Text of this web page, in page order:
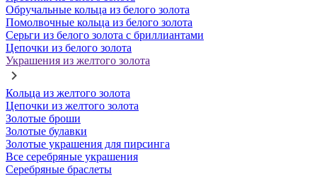
Обручальные кольца из белого золота
Помолвочные кольца из белого золота
Серьги из белого золота с бриллиантами
Цепочки из белого золота
Украшения из желтого золота
Кольца из желтого золота
Цепочки из желтого золота
Золотые броши
Золотые булавки
Золотые украшения для пирсинга
Все серебряные украшения
Серебряные браслеты